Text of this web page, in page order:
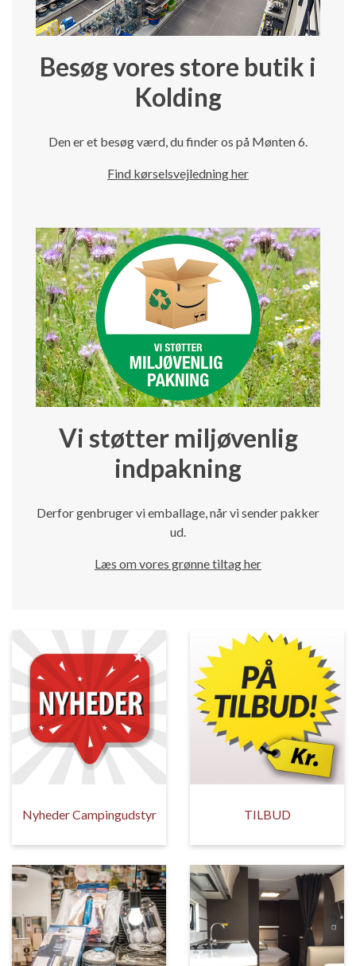
Besøg vores store butik i
Kolding
Den er et besøg værd, du finder os på Mønten 6.
Find kørselsvejledning her
Vi støtter miljøvenlig
indpakning
Derfor genbruger vi emballage, når vi sender pakker
ud.
Læs om vores grønne tiltag her
Nyheder Campingudstyr TILBUD